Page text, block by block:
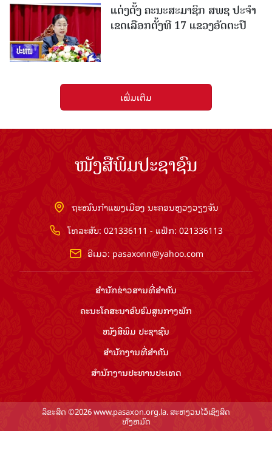
ແຕ່ງຕັ້ງ ຄະນະສະມາຊິກ ສພຊ ປະຈຳ
ເຂດເລືອກຕັ້ງທີ 17 ແຂວງອັດຕະປື
ເພີ່ມເຕີມ
ໜັງສືພິມປະຊາຊົນ
ຖະໜົນກຳແພງເມືອງ ນະຄອນຫຼວງວຽງຈັນ
ໂທລະສັບ: 021336111 - ແຟັກ: 021336113
ອີເມວ: pasaxonn@yahoo.com
ສຳ​ນັກ​ຂ່າວ​ສານ​ທີ່​ສຳ​ຄັນ​
ຄະນະໂຄສະນາອົບຮົມ​ສູນ​ກາງ​ພັກ
ໜັງສືພິມ ປະ​ຊາ​ຊົນ
ສຳ​ນັກ​ງານ​ທີ່​ສຳ​ຄັນ
ສຳ​ນັກ​ງານ​ປະ​ທານ​ປະ​ເທດ
ລິຂະສິດ ©2026 www.pasaxon.org.la. ສະຫງວນໄວ້ເຊິງສິດ
ທັງຫມົດ